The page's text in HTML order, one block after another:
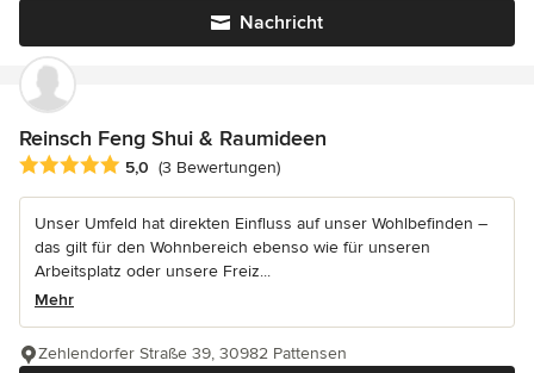
Nachricht
Reinsch Feng Shui & Raumideen
Durchschnittliche Bewertung: 5 von 5 Sternen
5,0 (3 Bewertungen)
Unser Umfeld hat direkten Einfluss auf unser Wohlbefinden –
das gilt für den Wohnbereich ebenso wie für unseren
Arbeitsplatz oder unsere Freiz...
Mehr
Zehlendorfer Straße 39, 30982 Pattensen